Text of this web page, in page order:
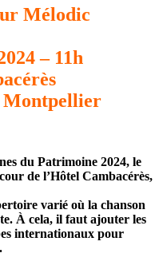
Mélodic
– 11h
Montpellier
du Patrimoine 2024, le
cour de l’Hôtel Cambacérès,
varié où la chanson
À cela, il faut ajouter les
internationaux pour